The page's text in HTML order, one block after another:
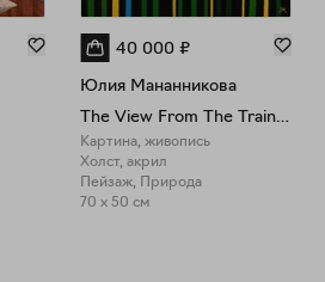
40 000 ₽
Юлия Мананникова
The View From The Train Window
Картина, живопись
Холст, акрил
Пейзаж, Природа
70 x 50 см